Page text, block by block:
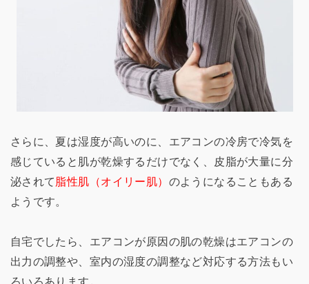
さらに、夏は湿度が高いのに、エアコンの冷房で冷気を
感じていると肌が乾燥するだけでなく、皮脂が大量に分
泌されて 脂性肌（オイリー肌） のようになることもある
ようです。
自宅でしたら、エアコンが原因の肌の乾燥はエアコンの
出力の調整や、室内の湿度の調整など対応する方法もい
ろいろあります。